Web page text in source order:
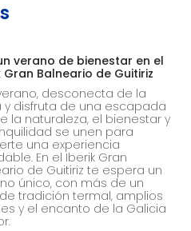
verano de bienestar en el
Gran Balneario de Guitiriz
desconecta de la
y disfruta de una escapada
la naturaleza, el bienestar y
se unen para
una experiencia
En el Iberik Gran
de Guitiriz te espera un
único, con más de un
tradición termal, amplios
y el encanto de la Galicia